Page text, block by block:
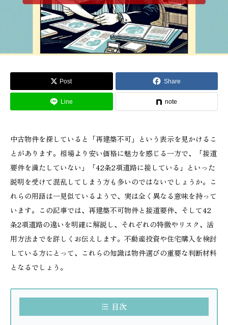
Post Share
Line note
中古物件を探していると「再建築不可」という表示を見かけるこ
とがあります。相場より安い価格に魅力を感じる一方で、「接道
要件を満たしていない」「42条2項道路に接している」といった
説明を受けて混乱してしまう方も多いのではないでしょうか。こ
れらの用語は一見似ているようで、実は全く異なる意味を持って
います。この記事では、再建築不可物件と接道要件、そして42
条2項道路の違いを明確に解説し、それぞれの特徴やリスク、活
用方法までを詳しくお伝えします。不動産投資や住宅購入を検討
している方にとって、これらの知識は物件選びの重要な判断材料
となるでしょう。
目次